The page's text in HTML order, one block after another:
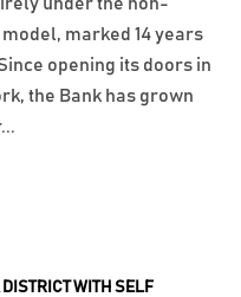
WITH SELF
marked 14 years
opening its doors in
the Bank has grown